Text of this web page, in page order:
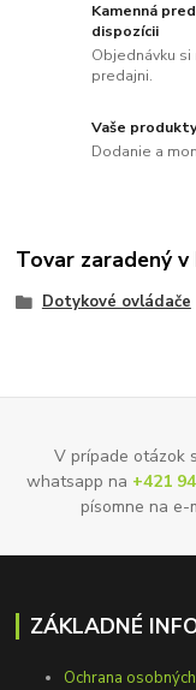
Kamenná
dispozícii
Objednávku
predajni.
Vaše
Dodanie a
Tovar zaradený
Dotykové ovládače
V prípade otázok
whatsapp na +421
písomne na e-
ZÁKLADNÉ
Ochrana